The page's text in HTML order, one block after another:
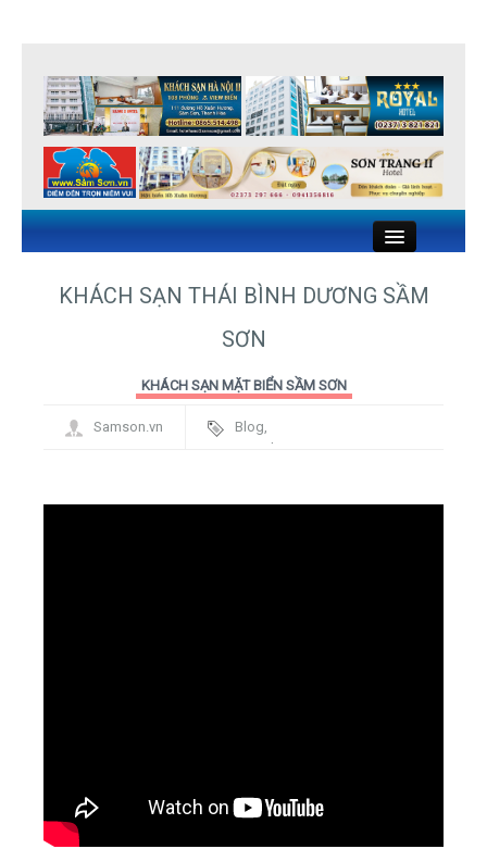
KHÁCH SẠN SẦM SƠN
NHÀ NGHỈ SẦM SƠN
NHÀ HÀNG HẢI SẢN SẦM SƠN
KHÁCH SẠN THÁI BÌNH DƯƠNG SẦM
SƠN
KHÁCH SẠN MẶT BIỂN SẦM SƠN
Samson.vn Blog
Framework